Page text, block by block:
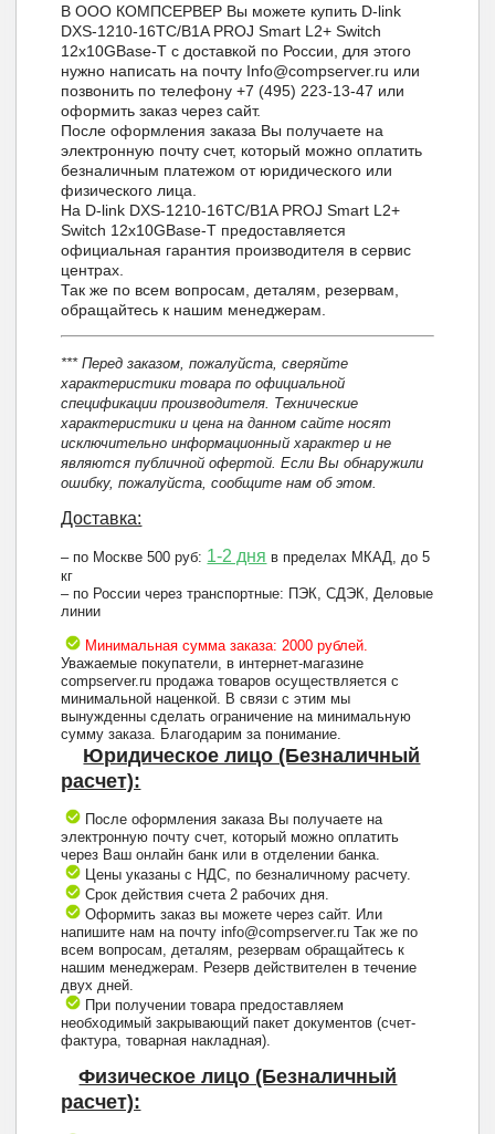
В ООО КОМПСЕРВЕР Вы можете купить D-link
DXS-1210-16TC/B1A PROJ Smart L2+ Switch
12x10GBase-T с доставкой по России, для этого
нужно написать на почту Info@compserver.ru или
позвонить по телефону +7 (495) 223-13-47 или
оформить заказ через сайт.
После оформления заказа Вы получаете на
электронную почту счет, который можно оплатить
безналичным платежом от юридического или
физического лица.
На D-link DXS-1210-16TC/B1A PROJ Smart L2+
Switch 12x10GBase-T предоставляется
официальная гарантия производителя в сервис
центрах.
Так же по всем вопросам, деталям, резервам,
обращайтесь к нашим менеджерам.
*** Перед заказом, пожалуйста, сверяйте
характеристики товара по официальной
спецификации производителя. Технические
характеристики и цена на данном сайте носят
исключительно информационный характер и не
являются публичной офертой. Если Вы обнаружили
ошибку, пожалуйста, сообщите нам об этом.
Доставка:
– по Москве 500 руб: 1-2 дня в пределах МКАД, до 5
кг
– по России через транспортные: ПЭК, СДЭК, Деловые
линии
Минимальная сумма заказа: 2000 рублей.
Уважаемые покупатели, в интернет-магазине
compserver.ru продажа товаров осуществляется с
минимальной наценкой. В связи с этим мы
вынужденны сделать ограничение на минимальную
сумму заказа. Благодарим за понимание.
Юридическое лицо (Безналичный
расчет):
После оформления заказа Вы получаете на
электронную почту счет, который можно оплатить
через Ваш онлайн банк или в отделении банка.
Цены указаны с НДС, по безналичному расчету.
Срок действия счета 2 рабочих дня.
Оформить заказ вы можете через сайт. Или
напишите нам на почту info@compserver.ru Так же по
всем вопросам, деталям, резервам обращайтесь к
нашим менеджерам. Резерв действителен в течение
двух дней.
При получении товара предоставляем
необходимый закрывающий пакет документов (счет-
фактура, товарная накладная).
Физическое лицо (Безналичный
расчет):